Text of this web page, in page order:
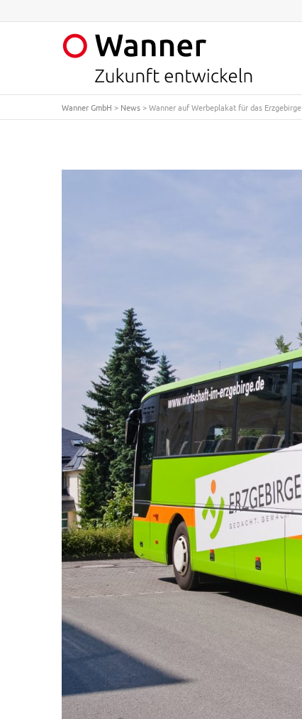
Wanner GmbH > News>Wanner auf Werbeplakat für das Erzgebirge